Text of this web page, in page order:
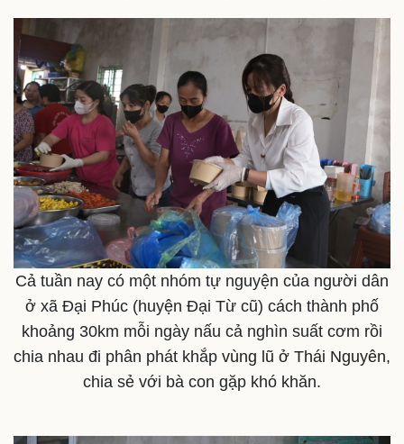
Cả tuần nay có một nhóm tự nguyện của người dân
ở xã Đại Phúc (huyện Đại Từ cũ) cách thành phố
khoảng 30km mỗi ngày nấu cả nghìn suất cơm rồi
chia nhau đi phân phát khắp vùng lũ ở Thái Nguyên,
chia sẻ với bà con gặp khó khăn.